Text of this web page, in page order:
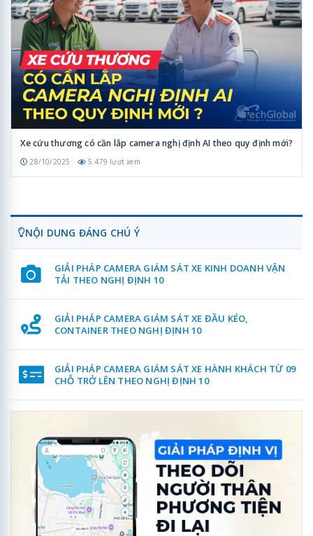
Xe cứu thương có cần lắp camera nghị định AI theo quy định mới?
28/10/2025 5.479 lượt xem
NỘI DUNG ĐÁNG CHÚ Ý
GIẢI PHÁP CAMERA GIÁM SÁT XE KINH DOANH VẬN
TẢI THEO NGHỊ ĐỊNH 10
GIẢI PHÁP CAMERA GIÁM SÁT XE ĐẦU KÉO,
CONTAINER THEO NGHỊ ĐỊNH 10
GIẢI PHÁP CAMERA GIÁM SÁT XE HÀNH KHÁCH TỪ 09
CHỖ TRỞ LÊN THEO NGHỊ ĐỊNH 10